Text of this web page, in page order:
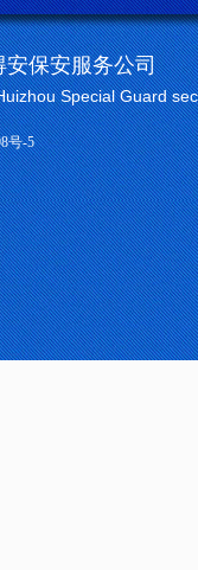
安保安服务公司
Special Guard
号-5